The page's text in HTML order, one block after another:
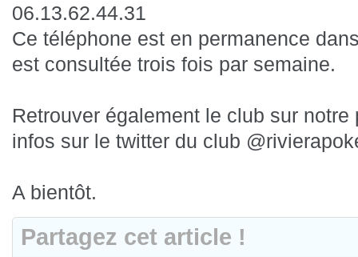
06.13.62.44.31
Ce téléphone est en permanence
est consultée trois fois par semaine.
Retrouver également le club sur
infos sur le twitter du club
A bientôt.
Partagez cet article !